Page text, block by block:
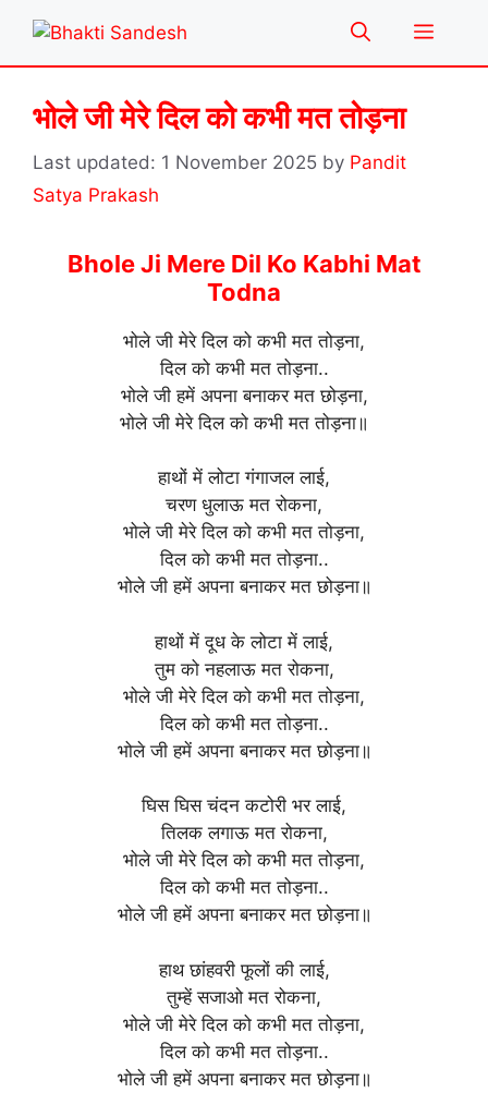
content
Menu
भोले जी मेरे दिल को कभी मत तोड़ना
1 November 2025 by Pandit
Satya Prakash
Bhole Ji Mere Dil Ko Kabhi Mat
Todna
भोले जी मेरे दिल को कभी मत तोड़ना,
दिल को कभी मत तोड़ना..
भोले जी हमें अपना बनाकर मत छोड़ना,
भोले जी मेरे दिल को कभी मत तोड़ना॥
हाथों में लोटा गंगाजल लाई,
चरण धुलाऊ मत रोकना,
भोले जी मेरे दिल को कभी मत तोड़ना,
दिल को कभी मत तोड़ना..
भोले जी हमें अपना बनाकर मत छोड़ना॥
हाथों में दूध के लोटा में लाई,
तुम को नहलाऊ मत रोकना,
भोले जी मेरे दिल को कभी मत तोड़ना,
दिल को कभी मत तोड़ना..
भोले जी हमें अपना बनाकर मत छोड़ना॥
घिस घिस चंदन कटोरी भर लाई,
तिलक लगाऊ मत रोकना,
भोले जी मेरे दिल को कभी मत तोड़ना,
दिल को कभी मत तोड़ना..
भोले जी हमें अपना बनाकर मत छोड़ना॥
हाथ छांहवरी फूलों की लाई,
तुम्हें सजाओ मत रोकना,
भोले जी मेरे दिल को कभी मत तोड़ना,
दिल को कभी मत तोड़ना..
भोले जी हमें अपना बनाकर मत छोड़ना॥